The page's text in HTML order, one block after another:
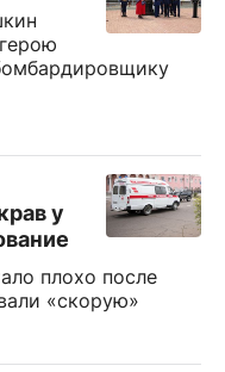
у
плохо после
«скорую»